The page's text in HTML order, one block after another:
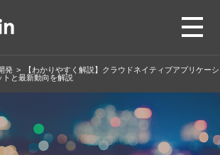
発 >
【わかりやすく解説】クラウドネイティブアプリケーシ
トと最新動向を解説